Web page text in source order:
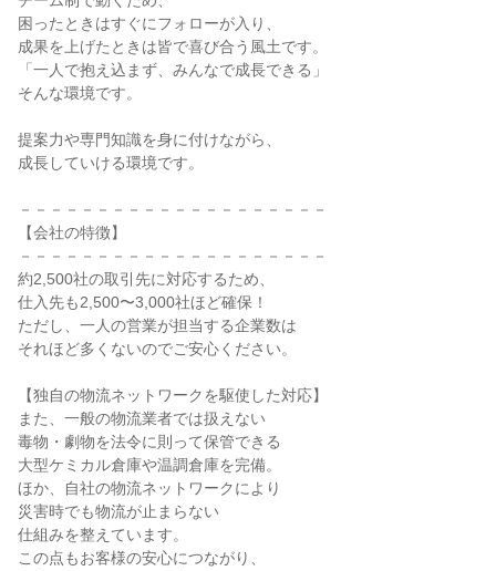
困ったときはすぐにフォローが入り、
成果を上げたときは皆で喜び合う風土です。
「一人で抱え込まず、みんなで成長できる」
そんな環境です。
提案力や専門知識を身に付けながら、
成長していける環境です。
－－－－－－－－－－－－－－－－－－－－
【会社の特徴】
－－－－－－－－－－－－－－－－－－－－
約2,500社の取引先に対応するため、
仕入先も2,500〜3,000社ほど確保！
ただし、一人の営業が担当する企業数は
それほど多くないのでご安心ください。
【独自の物流ネットワークを駆使した対応】
また、一般の物流業者では扱えない
毒物・劇物を法令に則って保管できる
大型ケミカル倉庫や温調倉庫を完備。
ほか、自社の物流ネットワークにより
災害時でも物流が止まらない
仕組みを整えています。
この点もお客様の安心につながり、